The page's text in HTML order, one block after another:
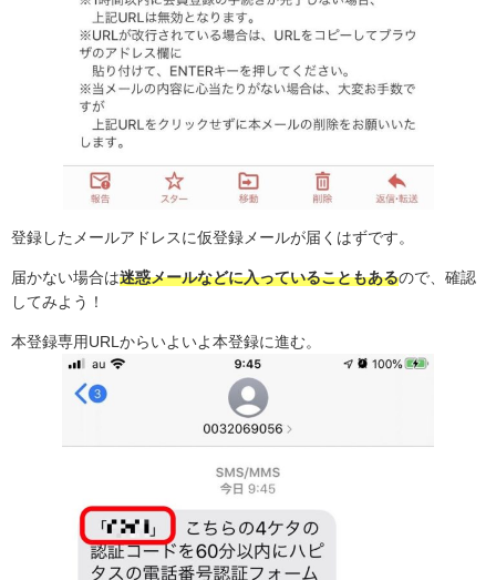
登録したメールアドレスに仮登録メールが届くはずです。
届かない場合は迷惑メールなどに入っていることもあるので、確認
してみよう！
本登録専用URLからいよいよ本登録に進む。